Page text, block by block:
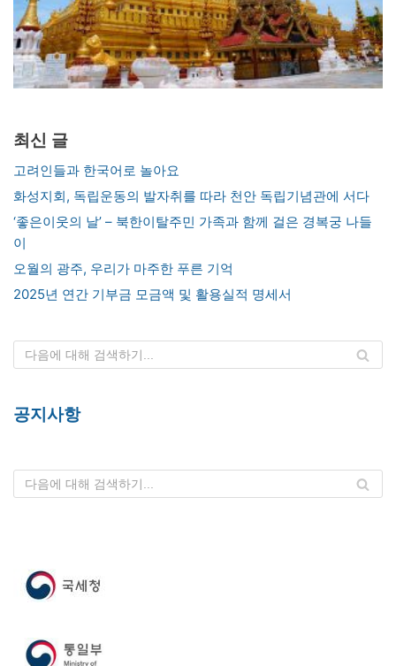
최신 글
고려인들과 한국어로 놀아요
화성지회, 독립운동의 발자취를 따라 천안 독립기념관에 서다
‘좋은이웃의 날’ – 북한이탈주민 가족과 함께 걸은 경복궁 나들
이
오월의 광주, 우리가 마주한 푸른 기억
2025년 연간 기부금 모금액 및 활용실적 명세서
공지사항